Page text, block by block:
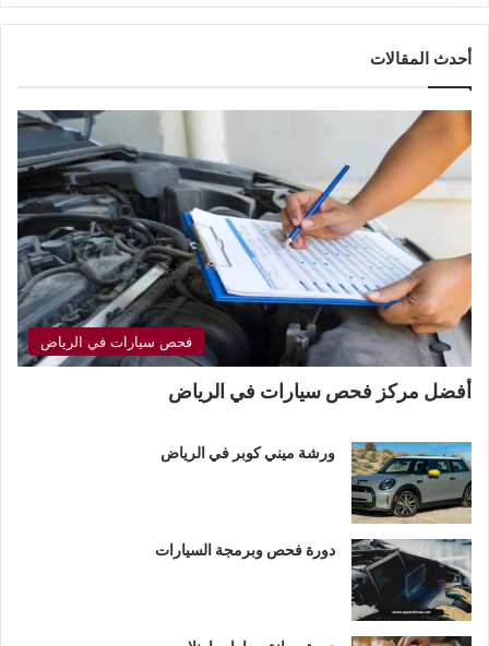
أحدث المقالات
فحص سيارات في الرياض
أفضل مركز فحص سيارات في الرياض
ورشة ميني كوبر في الرياض
دورة فحص وبرمجة السيارات